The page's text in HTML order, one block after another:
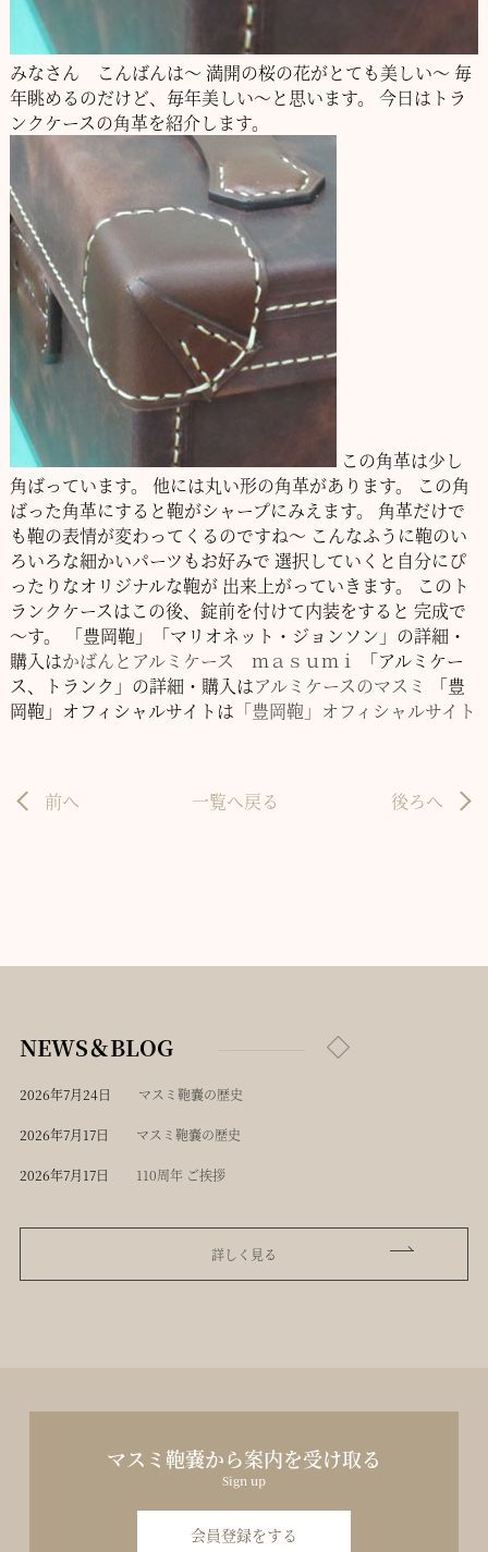
みなさん こんばんは～ 満開の桜の花がとても美しい～ 毎
年眺めるのだけど、毎年美しい～と思います。
今日はトラ
ンクケースの角革を紹介します。
この角革は少し
角ばっています。
他には丸い形の角革があります。
この角
ばった角革にすると鞄がシャープにみえます。
角革だけで
も鞄の表情が変わってくるのですね～ こんなふうに鞄のい
ろいろな細かいパーツもお好みで 選択していくと自分にぴ
ったりなオリジナルな鞄が出来上がっていきます。
このト
ランクケースはこの後、錠前を付けて内装をすると 完成で
～す。
「豊岡鞄」「マリオネット・ジョンソン」の詳細・
購入はかばんとアルミケース ｍａｓｕｍｉ
「アルミケー
ス、トランク」の詳細・購入はアルミケースのマスミ
「豊
岡鞄」オフィシャルサイトは 「豊岡鞄」オフィシャルサイト
前へ 一覧へ戻る 後ろへ
NEWS＆BLOG
2026年7月24日 マスミ鞄嚢の歴史
2026年7月17日 マスミ鞄嚢の歴史
2026年7月17日 110周年 ご挨拶
詳しく見る
マスミ鞄嚢から案内を受け取る
Sign up
会員登録をする